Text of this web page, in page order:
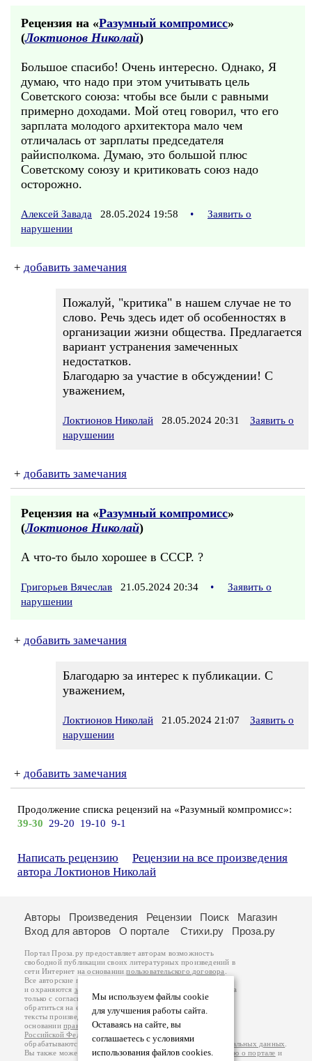
Рецензия на «Разумный компромисс»
(Локтионов Николай)
Большое спасибо! Очень интересно. Однако, Я
думаю, что надо при этом учитывать цель
Советского союза: чтобы все были с равными
примерно доходами. Мой отец говорил, что его
зарплата молодого архитектора мало чем
отличалась от зарплаты председателя
райисполкома. Думаю, это большой плюс
Советскому союзу и критиковать союз надо
осторожно.
Алексей Завада 28.05.2024 19:58 •
Заявить о
нарушении
+ добавить замечания
Пожалуй, "критика" в нашем случае не то
слово. Речь здесь идет об особенностях в
организации жизни общества. Предлагается
вариант устранения замеченных
недостатков.
Благодарю за участие в обсуждении! С
уважением,
Локтионов Николай 28.05.2024 20:31
Заявить о
нарушении
+ добавить замечания
Рецензия на «Разумный компромисс»
(Локтионов Николай)
А что-то было хорошее в СССР. ?
Григорьев Вячеслав 21.05.2024 20:34 •
Заявить о
нарушении
+ добавить замечания
Благодарю за интерес к публикации. С
уважением,
Локтионов Николай 21.05.2024 21:07
Заявить о
нарушении
+ добавить замечания
Продолжение списка рецензий на «Разумный компромисс»:
39-30
29-20 19-10 9-1
Написать рецензию
Рецензии на все произведения
автора Локтионов Николай
Мы используем файлы cookie
для улучшения работы сайта.
Оставаясь на сайте, вы
соглашаетесь с условиями
использования файлов cookies.
Авторы Произведения Рецензии Поиск
Магазин
Вход для авторов
О портале Стихи.ру Проза.ру
Портал Проза.ру предоставляет авторам возможность
свободной публикации своих литературных произведений в
сети Интернет на основаниипользовательского договора
Все авторские права на произведения принадлежат авторам
и охраняются законом
. Перепечатка произведений возможна
только с согласия его автора, к которому вы можете
обратиться на его авторской странице. Ответственность за
тексты произведений авторы несут самостоятельно на
основанииправил публикацииизаконодательства
Российской Федерации
обрабатываются на основанииПолитики обработки персональных данных
Вы также можете посмотреть более подробнуюинформацию о портале и